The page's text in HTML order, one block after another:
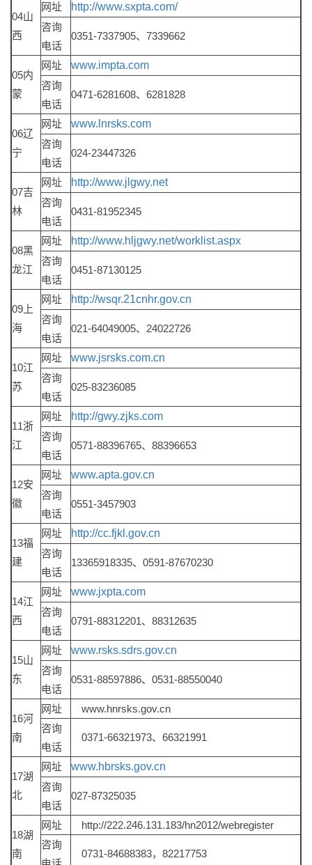
04山
西
网址
http://www.sxpta.com/
咨询
电话
0351-7337905、7339662
05内
蒙
网址
www.impta.com
咨询
电话
0471-6281608、6281828
06辽
宁
网址
www.lnrsks.com
咨询
电话
024-23447326
07吉
林
网址
http://www.jlgwy.net
咨询
电话
0431-81952345
08黑
龙江
网址
http://www.hljgwy.net/worklist.aspx
咨询
电话
0451-87130125
09上
海
网址
http://wsqr.21cnhr.gov.cn
咨询
电话
021-64049005、24022726
10江
苏
网址
www.jsrsks.com.cn
咨询
电话
025-83236085
11浙
江
网址
http://gwy.zjks.com
咨询
电话
0571-88396765、88396653
12安
徽
网址
www.apta.gov.cn
咨询
电话
0551-3457903
13福
建
网址
http://cc.fjkl.gov.cn
咨询
电话
13365918335、0591-87670230
14江
西
网址
www.jxpta.com
咨询
电话
0791-88312201、88312635
15山
东
网址
www.rsks.sdrs.gov.cn
咨询
电话
0531-88597886、0531-88550040
16河
南
网址
www.hnrsks.gov.cn
咨询
电话
0371-66321973、66321991
17湖
北
网址
www.hbrsks.gov.cn
咨询
电话
027-87325035
18湖
南
网址
http://222.246.131.183/hn2012/webregister
咨询
0731-84688383，82217753